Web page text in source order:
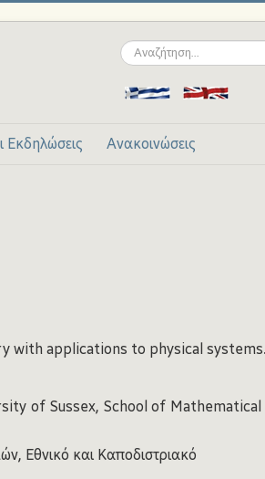
Αναζήτηση...
Εκδηλώσεις Ανακοινώσεις
with applications to physical systems.
of Sussex, School of Mathematical
Εθνικό και Καποδιστριακό